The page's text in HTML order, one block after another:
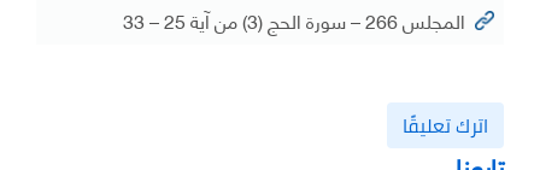
المجلس 266 – سورة الحج (3) من آية 25 – 33
اترك تعليقًا